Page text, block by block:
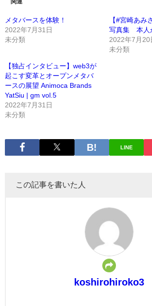
関連
メタバースを体験！
2022年7月31日
未分類
【#宮崎あみ
写真集 本人
2022年7月20
未分類
【独占インタビュー】web3が
起こす変革とオープンメタバ
ースの展望 Animoca Brands
YatSiu | gm vol.5
2022年7月31日
未分類
LINE
この記事を書いた人
koshirohiroko3